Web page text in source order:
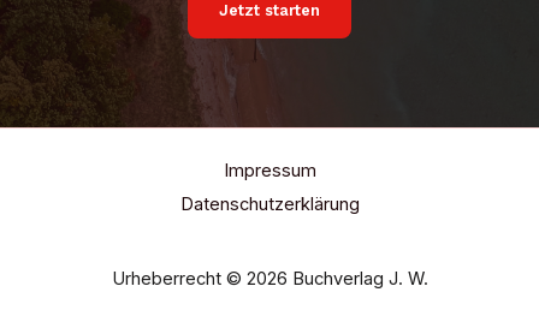
Jetzt starten
Impressum
Datenschutzerklärung
Urheberrecht © 2026 Buchverlag J. W.